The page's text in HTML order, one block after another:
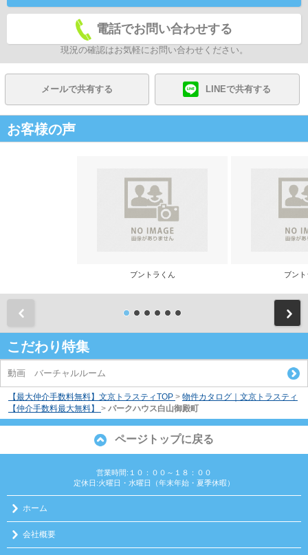
電話でお問い合わせする
現況の確認はお気軽にお問い合わせください。
メールで共有する LINEで共有する
お客様の声
ブントラくん ブン
こだわり特集
動画 バーチャルルーム
【最大仲介手数料無料】文京トラスティTOP > 物件カタログ｜文京トラスティ
【仲介手数料最大無料】
> パークハウス白山御殿町
ページトップに戻る
営業時間:１０：００～１８：００
定休日:火曜日・水曜日（年末年始・夏季休暇）
ホーム
会社概要